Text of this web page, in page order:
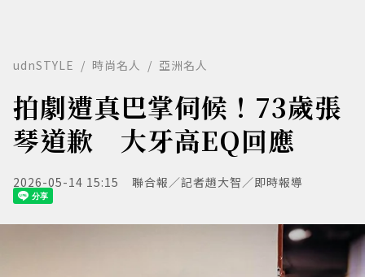
udnSTYLE 時尚名人 亞洲名人
拍劇遭真巴掌伺候！73歲張
琴道歉 大牙高EQ回應
2026-05-14 15:15 聯合報／記者趙大智／即時報導